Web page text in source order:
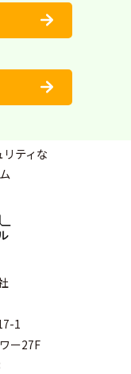
ティな
1
ー27F